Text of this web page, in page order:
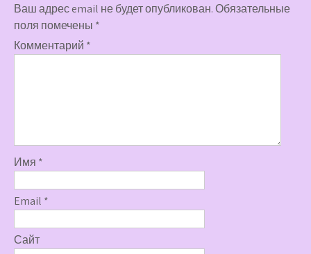
Ваш адрес email не будет опубликован.Обязательные
поля помечены *
Комментарий *
Имя *
Email *
Сайт